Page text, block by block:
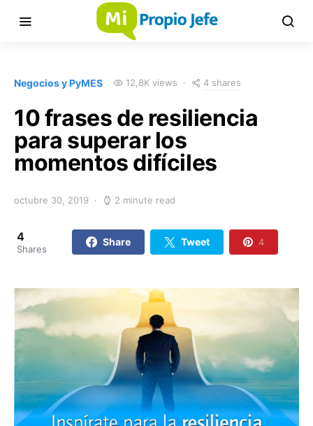
Negocios y PyMES 12,8K views 4 shares
10 frases de resiliencia
para superar los
momentos difíciles
octubre 30, 2019 2 minute read
4
Shares
Share Tweet 4